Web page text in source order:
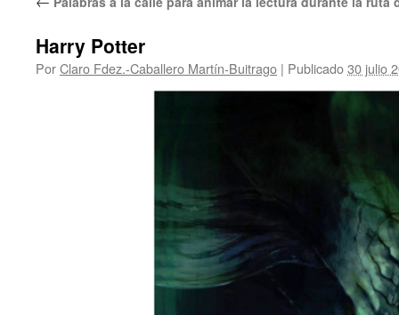
Harry Potter
PorClaro Fdez.-Caballero Martín-Buitrago | Publicado30 julio